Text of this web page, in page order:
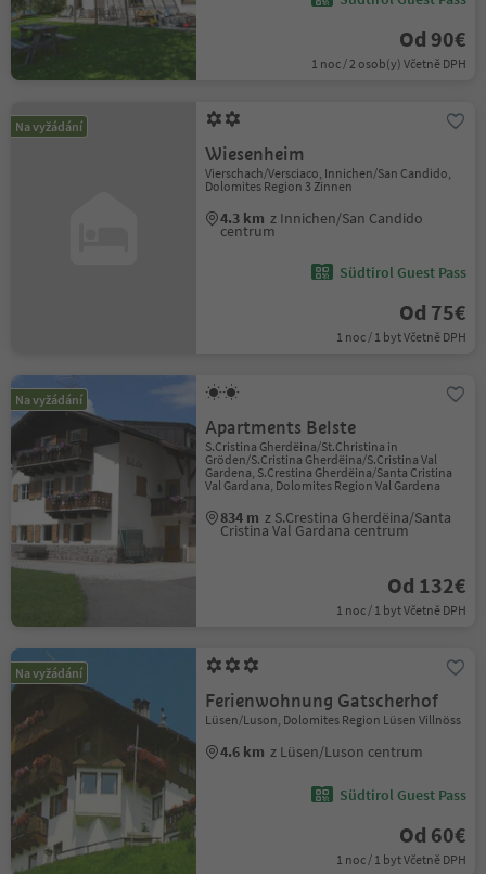
Od 90€
1 noc / 2 osob(y) Včetně DPH
Na vyžádání
Wiesenheim
Vierschach/Versciaco, Innichen/San Candido,
Dolomites Region 3 Zinnen
4.3 km z Innichen/San Candido
centrum
Südtirol Guest Pass
Od 75€
1 noc / 1 byt Včetně DPH
Na vyžádání
Apartments Belste
S.Cristina Gherdëina/St.Christina in
Gröden/S.Cristina Gherdëina/S.Cristina Val
Gardena, S.Crestina Gherdëina/Santa Cristina
Val Gardana, Dolomites Region Val Gardena
834 m z S.Crestina Gherdëina/Santa
Cristina Val Gardana centrum
Od 132€
1 noc / 1 byt Včetně DPH
Na vyžádání
Ferienwohnung Gatscherhof
Lüsen/Luson, Dolomites Region Lüsen Villnöss
4.6 km z Lüsen/Luson centrum
Südtirol Guest Pass
Od 60€
1 noc / 1 byt Včetně DPH